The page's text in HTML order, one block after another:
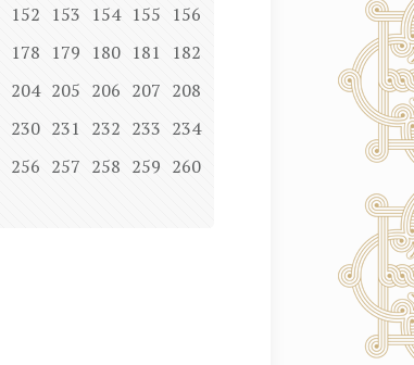
152 153 154 155 156
178 179 180 181
182
204 205 206 207 208
230 231 232 233 234
256 257 258 259 260